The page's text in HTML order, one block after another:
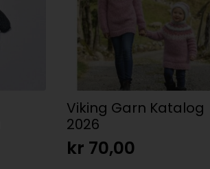
Viking Garn Katalog
2026
kr 70,00